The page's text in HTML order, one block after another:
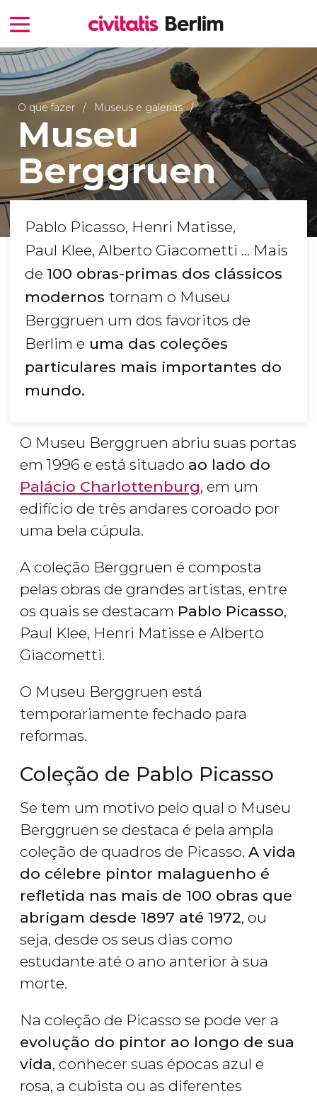
O que fazer Museus e galerias
Museu
Berggruen
Pablo Picasso, Henri Matisse,
Paul Klee, Alberto Giacometti ... Mais
de 100 obras-primas dos clássicos
modernos tornam o Museu
Berggruen um dos favoritos de
Berlim e uma das coleções
particulares mais importantes do
mundo.
O Museu Berggruen abriu suas portas
em 1996 e está situado ao lado do
Palácio Charlottenburg, em um
edifício de três andares coroado por
uma bela cúpula.
A coleção Berggruen é composta
pelas obras de grandes artistas, entre
os quais se destacam Pablo Picasso,
Paul Klee, Henri Matisse e Alberto
Giacometti.
O Museu Berggruen está
temporariamente fechado para
reformas.
Coleção de Pablo Picasso
Se tem um motivo pelo qual o Museu
Berggruen se destaca é pela ampla
coleção de quadros de Picasso. A vida
do célebre pintor malaguenho é
refletida nas mais de 100 obras que
abrigam desde 1897 até 1972, ou
seja, desde os seus dias como
estudante até o ano anterior à sua
morte.
Na coleção de Picasso se pode ver a
evolução do pintor ao longo de sua
vida, conhecer suas épocas azul e
rosa, a cubista ou as diferentes